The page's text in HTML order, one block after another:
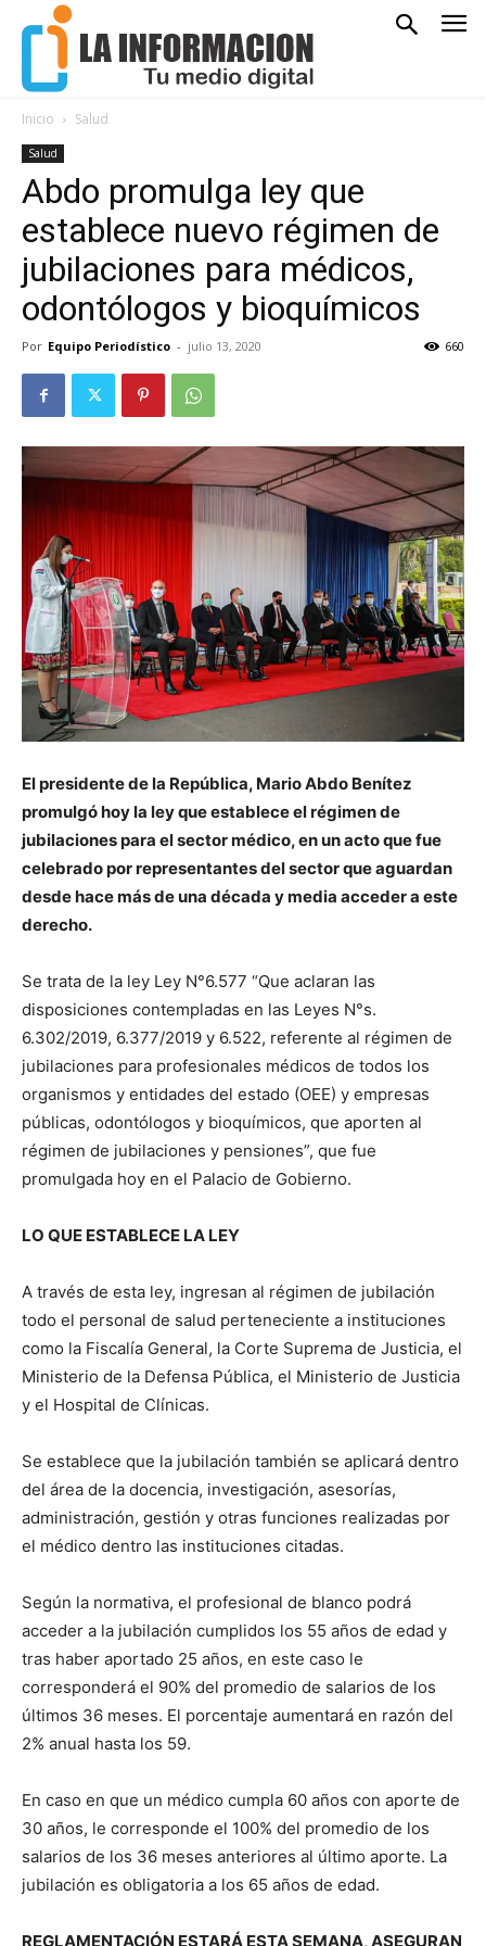
Inicio Salud
Salud
Abdo promulga ley que
establece nuevo régimen de
jubilaciones para médicos,
odontólogos y bioquímicos
Por Equipo Periodístico - julio 13, 2020 660
El presidente de la República, Mario Abdo Benítez
promulgó hoy la ley que establece el régimen de
jubilaciones para el sector médico, en un acto que fue
celebrado por representantes del sector que aguardan
desde hace más de una década y media acceder a este
derecho.
Se trata de la ley Ley N°6.577 “Que aclaran las
disposiciones contempladas en las Leyes N°s.
6.302/2019, 6.377/2019 y 6.522, referente al régimen de
jubilaciones para profesionales médicos de todos los
organismos y entidades del estado (OEE) y empresas
públicas, odontólogos y bioquímicos, que aporten al
régimen de jubilaciones y pensiones”, que fue
promulgada hoy en el Palacio de Gobierno.
LO QUE ESTABLECE LA LEY
A través de esta ley, ingresan al régimen de jubilación
todo el personal de salud perteneciente a instituciones
como la Fiscalía General, la Corte Suprema de Justicia, el
Ministerio de la Defensa Pública, el Ministerio de Justicia
y el Hospital de Clínicas.
Se establece que la jubilación también se aplicará dentro
del área de la docencia, investigación, asesorías,
administración, gestión y otras funciones realizadas por
el médico dentro las instituciones citadas.
Según la normativa, el profesional de blanco podrá
acceder a la jubilación cumplidos los 55 años de edad y
tras haber aportado 25 años, en este caso le
corresponderá el 90% del promedio de salarios de los
últimos 36 meses. El porcentaje aumentará en razón del
2% anual hasta los 59.
En caso en que un médico cumpla 60 años con aporte de
30 años, le corresponde el 100% del promedio de los
salarios de los 36 meses anteriores al último aporte. La
jubilación es obligatoria a los 65 años de edad.
REGLAMENTACIÓN ESTARÁ ESTA SEMANA, ASEGURAN